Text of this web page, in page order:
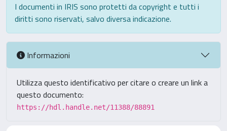
I documenti in IRIS sono protetti da copyright e tutti i
diritti sono riservati, salvo diversa indicazione.
Informazioni
Utilizza questo identificativo per citare o creare un link a
questo documento:
https://hdl.handle.net/11388/88891